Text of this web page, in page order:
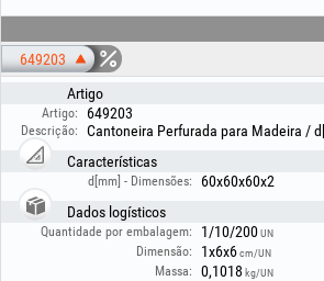
durabilidade geral da estrutura.
649203
Artigo
Artigo: 649203
Descrição:
Cantoneira Perfurada para Madeira /
Características
d[mm] - Dimensões:
60x60x60x2
Dados logísticos
Quantidade por embalagem: 1/10/200UN
Dimensão: 1x6x6cm/UN
Massa: 0,1018 kg/UN